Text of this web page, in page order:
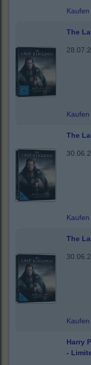
Kaufen
The
Kaufen
The
Kaufen
The
Kaufen
Harry
-